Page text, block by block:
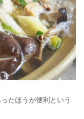
たほうが便利という